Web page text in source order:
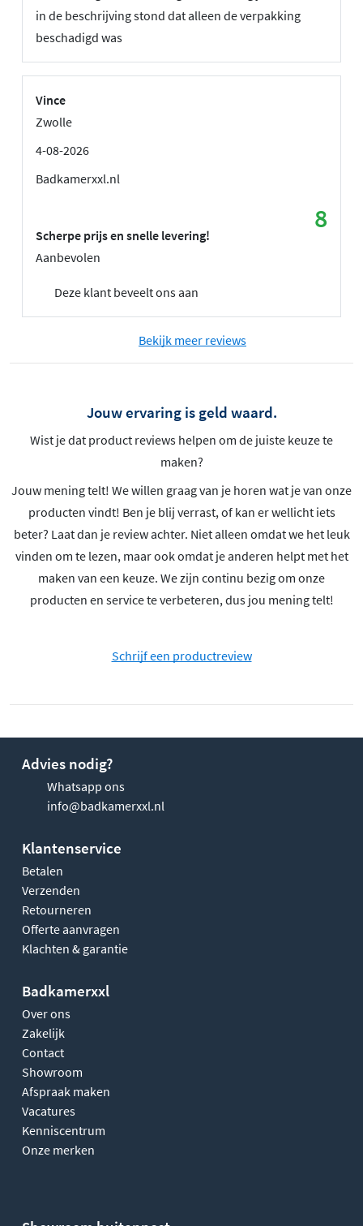
in de beschrijving stond dat alleen de verpakking
beschadigd was
Vince
Zwolle
4-08-2026
Badkamerxxl.nl
8
Scherpe prijs en snelle levering!
Aanbevolen
Deze klant beveelt ons aan
Bekijk meer reviews
Jouw ervaring is geld waard.
Wist je dat product reviews helpen om de juiste keuze te
maken?
Jouw mening telt! We willen graag van je horen wat je van onze
producten vindt! Ben je blij verrast, of kan er wellicht iets
beter? Laat dan je review achter. Niet alleen omdat we het leuk
vinden om te lezen, maar ook omdat je anderen helpt met het
maken van een keuze. We zijn continu bezig om onze
producten en service te verbeteren, dus jou mening telt!
Schrijf een productreview
Advies nodig?
Whatsapp ons
info@badkamerxxl.nl
Klantenservice
Betalen
Verzenden
Retourneren
Offerte aanvragen
Klachten & garantie
Badkamerxxl
Over ons
Zakelijk
Contact
Showroom
Afspraak maken
Vacatures
Kenniscentrum
Onze merken